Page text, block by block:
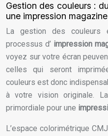
Gestion des couleurs :
une impression
La gestion des
processus d’ impression
voyez sur votre écran
celles qui seront
couleurs est donc
à votre vision originale.
primordiale pour une
L’espace colorimétrique